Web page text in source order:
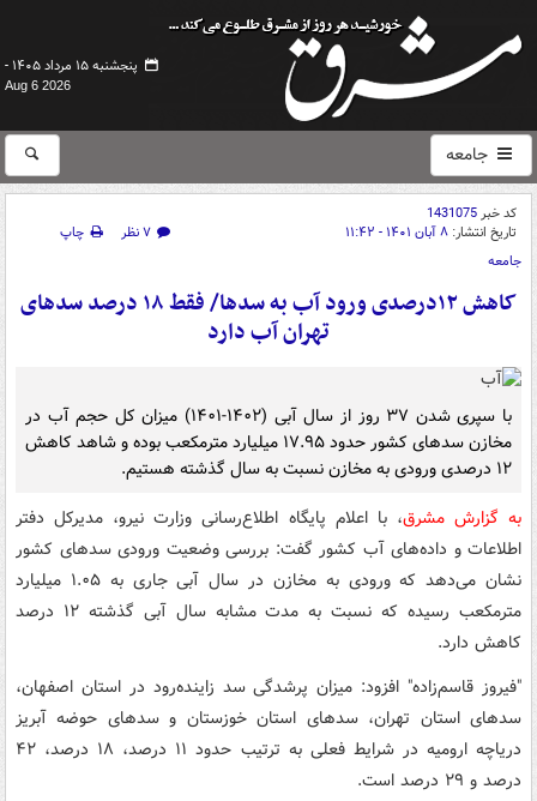
پنجشنبه ۱۵ مرداد ۱۴۰۵ -
Aug 6 2026
جامعه
کد خبر1431075
تاریخ انتشار: ۸ آبان ۱۴۰۱ - ۱۱:۴۲ ۷ نظر
چاپ
جامعه
کاهش ۱۲درصدی ورود آب به سدها/ فقط ۱۸ درصد سدهای
تهران آب دارد
با سپری شدن ۳۷ روز از سال آبی (۱۴۰۲-۱۴۰۱) میزان کل حجم آب در
مخازن سدهای کشور حدود ۱۷.۹۵ میلیارد مترمکعب بوده و شاهد کاهش
۱۲ درصدی ورودی به مخازن نسبت به سال گذشته هستیم.
به گزارش مشرق، با اعلام پایگاه اطلاع‌رسانی وزارت نیرو، مدیرکل دفتر
اطلاعات و داده‌های آب کشور گفت: بررسی وضعیت ورودی سدهای کشور
نشان می‌دهد که ورودی به مخازن در سال آبی جاری به ۱.۰۵ میلیارد
مترمکعب رسیده که نسبت به مدت مشابه سال آبی گذشته ۱۲ درصد
کاهش دارد.
"فیروز قاسم‌زاده" افزود: میزان پرشدگی سد زاینده‌رود در استان اصفهان،
سدهای استان تهران، سدهای استان خوزستان و سدهای حوضه آبریز
دریاچه ارومیه در شرایط فعلی به ترتیب حدود ۱۱ درصد، ۱۸ درصد، ۴۲
درصد و ۲۹ درصد است.